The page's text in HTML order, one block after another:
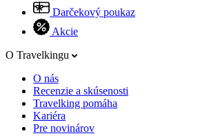
Darčekový poukaz
Akcie
O Travelkingu
O nás
Recenzie a skúsenosti
Travelking pomáha
Kariéra
Pre novinárov